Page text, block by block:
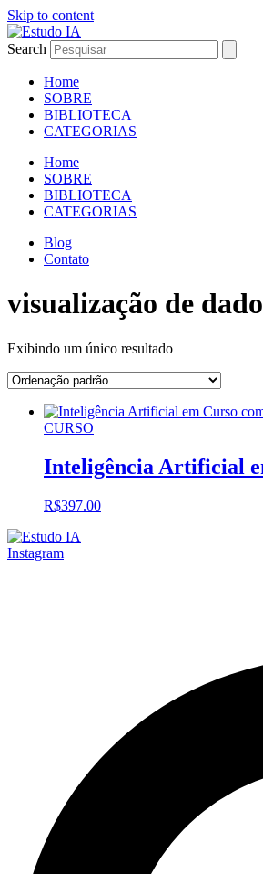
Skip to content
Search
Home
SOBRE
BIBLIOTECA
CATEGORIAS
Home
SOBRE
BIBLIOTECA
CATEGORIAS
Blog
Contato
visualização de
Exibindo um único resultado
CURSO
Inteligência Artificial
R$397.00
Instagram